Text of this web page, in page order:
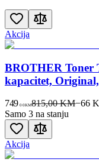
Akcija
BROTHER Toner
kapacitet,
749 00KM815,00 KM−66
Samo 3 na stanju
Akcija